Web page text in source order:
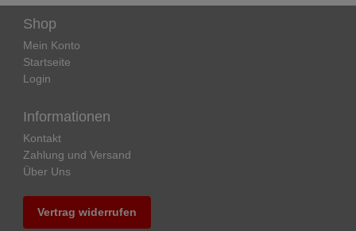
Shop
Mein Konto
Startseite
Login
Informationen
Kontakt
Zahlung und Versand
Über Uns
Vertrag widerrufen